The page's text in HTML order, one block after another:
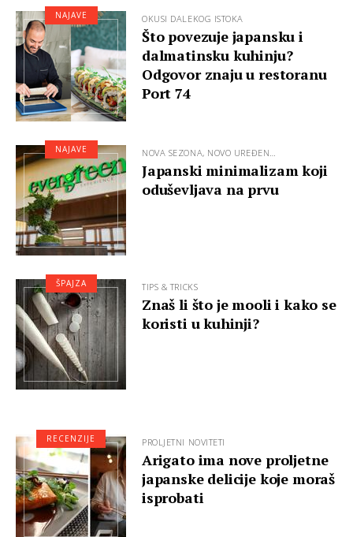
OKUSI DALEKOG ISTOKA
Što povezuje japansku i
dalmatinsku kuhinju?
Odgovor znaju u restoranu
Port 74
NAJAVE
NOVA SEZONA, NOVO UREĐEN…
Japanski minimalizam koji
oduševljava na prvu
NAJAVE
TIPS & TRICKS
Znaš li što je mooli i kako se
koristi u kuhinji?
ŠPAJZA
PROLJETNI NOVITETI
Arigato ima nove proljetne
japanske delicije koje moraš
isprobati
RECENZIJE